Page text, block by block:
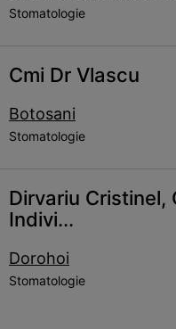
Stomatologie
Cmi Dr Vlascu
Botosani
Stomatologie
Dirvariu Cristinel,
Indivi...
Dorohoi
Stomatologie